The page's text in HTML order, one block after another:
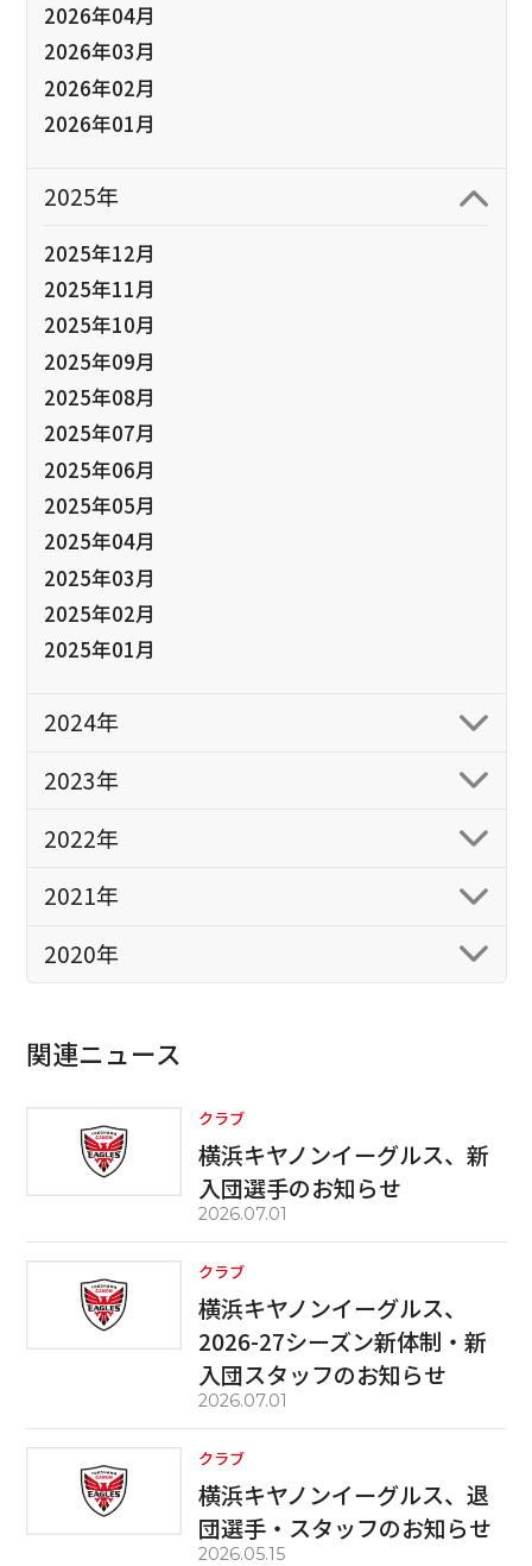
2026年04月
2026年03月
2026年02月
2026年01月
2025年
2025年12月
2025年11月
2025年10月
2025年09月
2025年08月
2025年07月
2025年06月
2025年05月
2025年04月
2025年03月
2025年02月
2025年01月
2024年
2023年
2022年
2021年
2020年
関連ニュース
クラブ
横浜キヤノンイーグルス、新
入団選手のお知らせ
2026.07.01
クラブ
横浜キヤノンイーグルス、
2026-27シーズン新体制・新
入団スタッフのお知らせ
2026.07.01
クラブ
横浜キヤノンイーグルス、退
団選手・スタッフのお知らせ
2026.05.15